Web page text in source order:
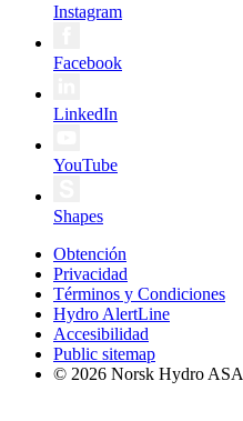
Instagram
Facebook
LinkedIn
YouTube
Shapes
Obtención
Privacidad
Términos y Condiciones
Hydro AlertLine
Accesibilidad
Public sitemap
© 2026 Norsk Hydro ASA